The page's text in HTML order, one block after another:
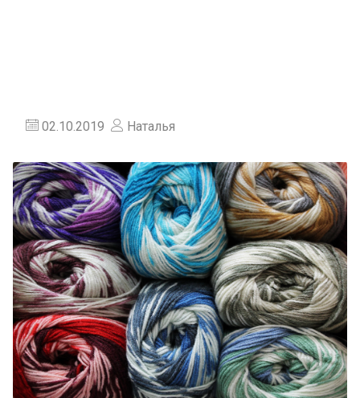
02.10.2019 Наталья